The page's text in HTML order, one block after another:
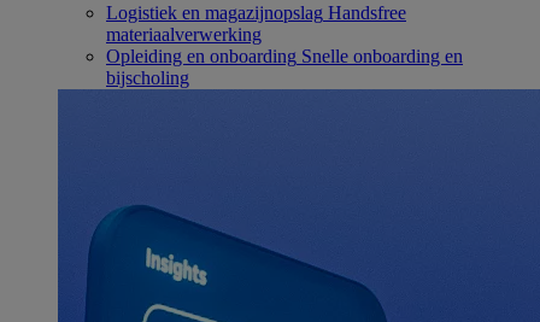
Logistiek en magazijnopslag Handsfree
materiaalverwerking
Opleiding en onboarding Snelle onboarding en
bijscholing